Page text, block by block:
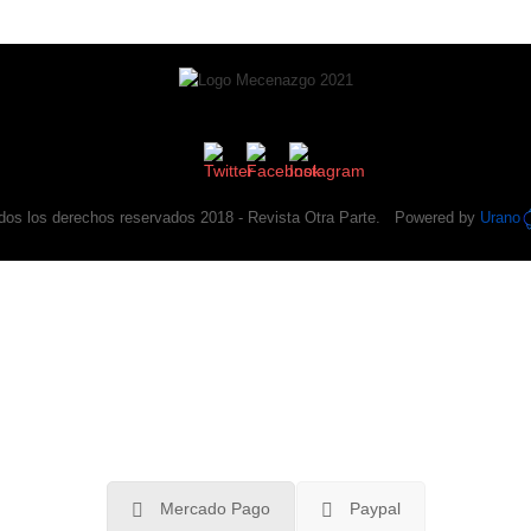
los derechos reservados 2018 - Revista Otra Parte. Powered by Urano
Mercado Pago Paypal